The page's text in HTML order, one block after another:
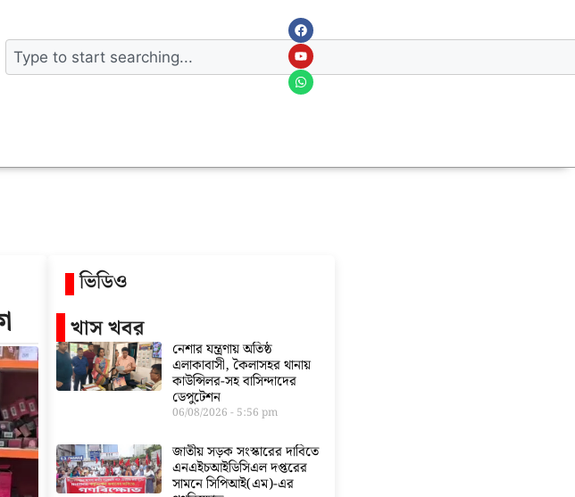
ভিডিও
খাস খবর
নেশার যন্ত্রণায় অতিষ্ঠ
এলাকাবাসী, কৈলাসহর থানায়
কাউন্সিলর-সহ বাসিন্দাদের
ডেপুটেশন
06/08/2026 5:56 pm
জাতীয় সড়ক সংস্কারের দাবিতে
এনএইচআইডিসিএল দপ্তরের
সামনে সিপিআই(এম)-এর